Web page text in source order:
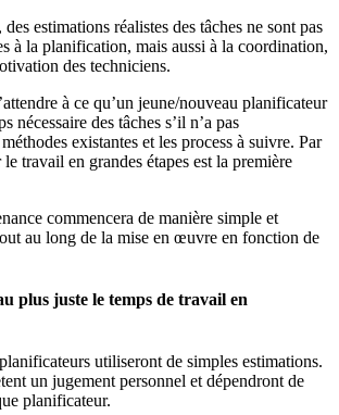
estimations réalistes des tâches ne sont pas
à la planification, mais aussi à la coordination,
des techniciens.
à ce qu’un jeune/nouveau planificateur
nécessaire des tâches s’il n’a pas
existantes et les process à suivre. Par
travail en grandes étapes est la première
commencera de manière simple et
au long de la mise en œuvre en fonction de
plus juste le temps de travail en
utiliseront de simples estimations.
un jugement personnel et dépendront de
planificateur.